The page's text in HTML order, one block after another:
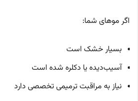
اگر موهای شما:
بسیار خشک است
آسیب‌دیده یا دکلره شده است
نیاز به مراقبت ترمیمی تخصصی دارد